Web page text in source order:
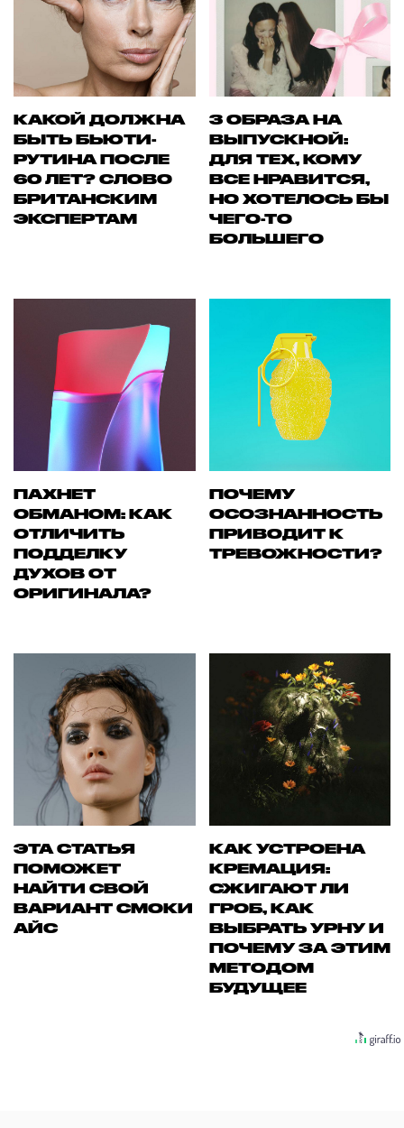
КАКОЙ ДОЛЖНА
БЫТЬ БЬЮТИ-
РУТИНА ПОСЛЕ
60 ЛЕТ? СЛОВО
БРИТАНСКИМ
ЭКСПЕРТАМ
3 ОБРАЗА НА
ВЫПУСКНОЙ:
ДЛЯ ТЕХ, КОМУ
ВСЕ НРАВИТСЯ,
НО ХОТЕЛОСЬ БЫ
ЧЕГО-ТО
БОЛЬШЕГО
ПАХНЕТ
ОБМАНОМ: КАК
ОТЛИЧИТЬ
ПОДДЕЛКУ
ДУХОВ ОТ
ОРИГИНАЛА?
ПОЧЕМУ
ОСОЗНАННОСТЬ
ПРИВОДИТ К
ТРЕВОЖНОСТИ?
ЭТА СТАТЬЯ
ПОМОЖЕТ
НАЙТИ СВОЙ
ВАРИАНТ СМОКИ
АЙС
КАК УСТРОЕНА
КРЕМАЦИЯ:
СЖИГАЮТ ЛИ
ГРОБ, КАК
ВЫБРАТЬ УРНУ И
ПОЧЕМУ ЗА ЭТИМ
МЕТОДОМ
БУДУЩЕЕ